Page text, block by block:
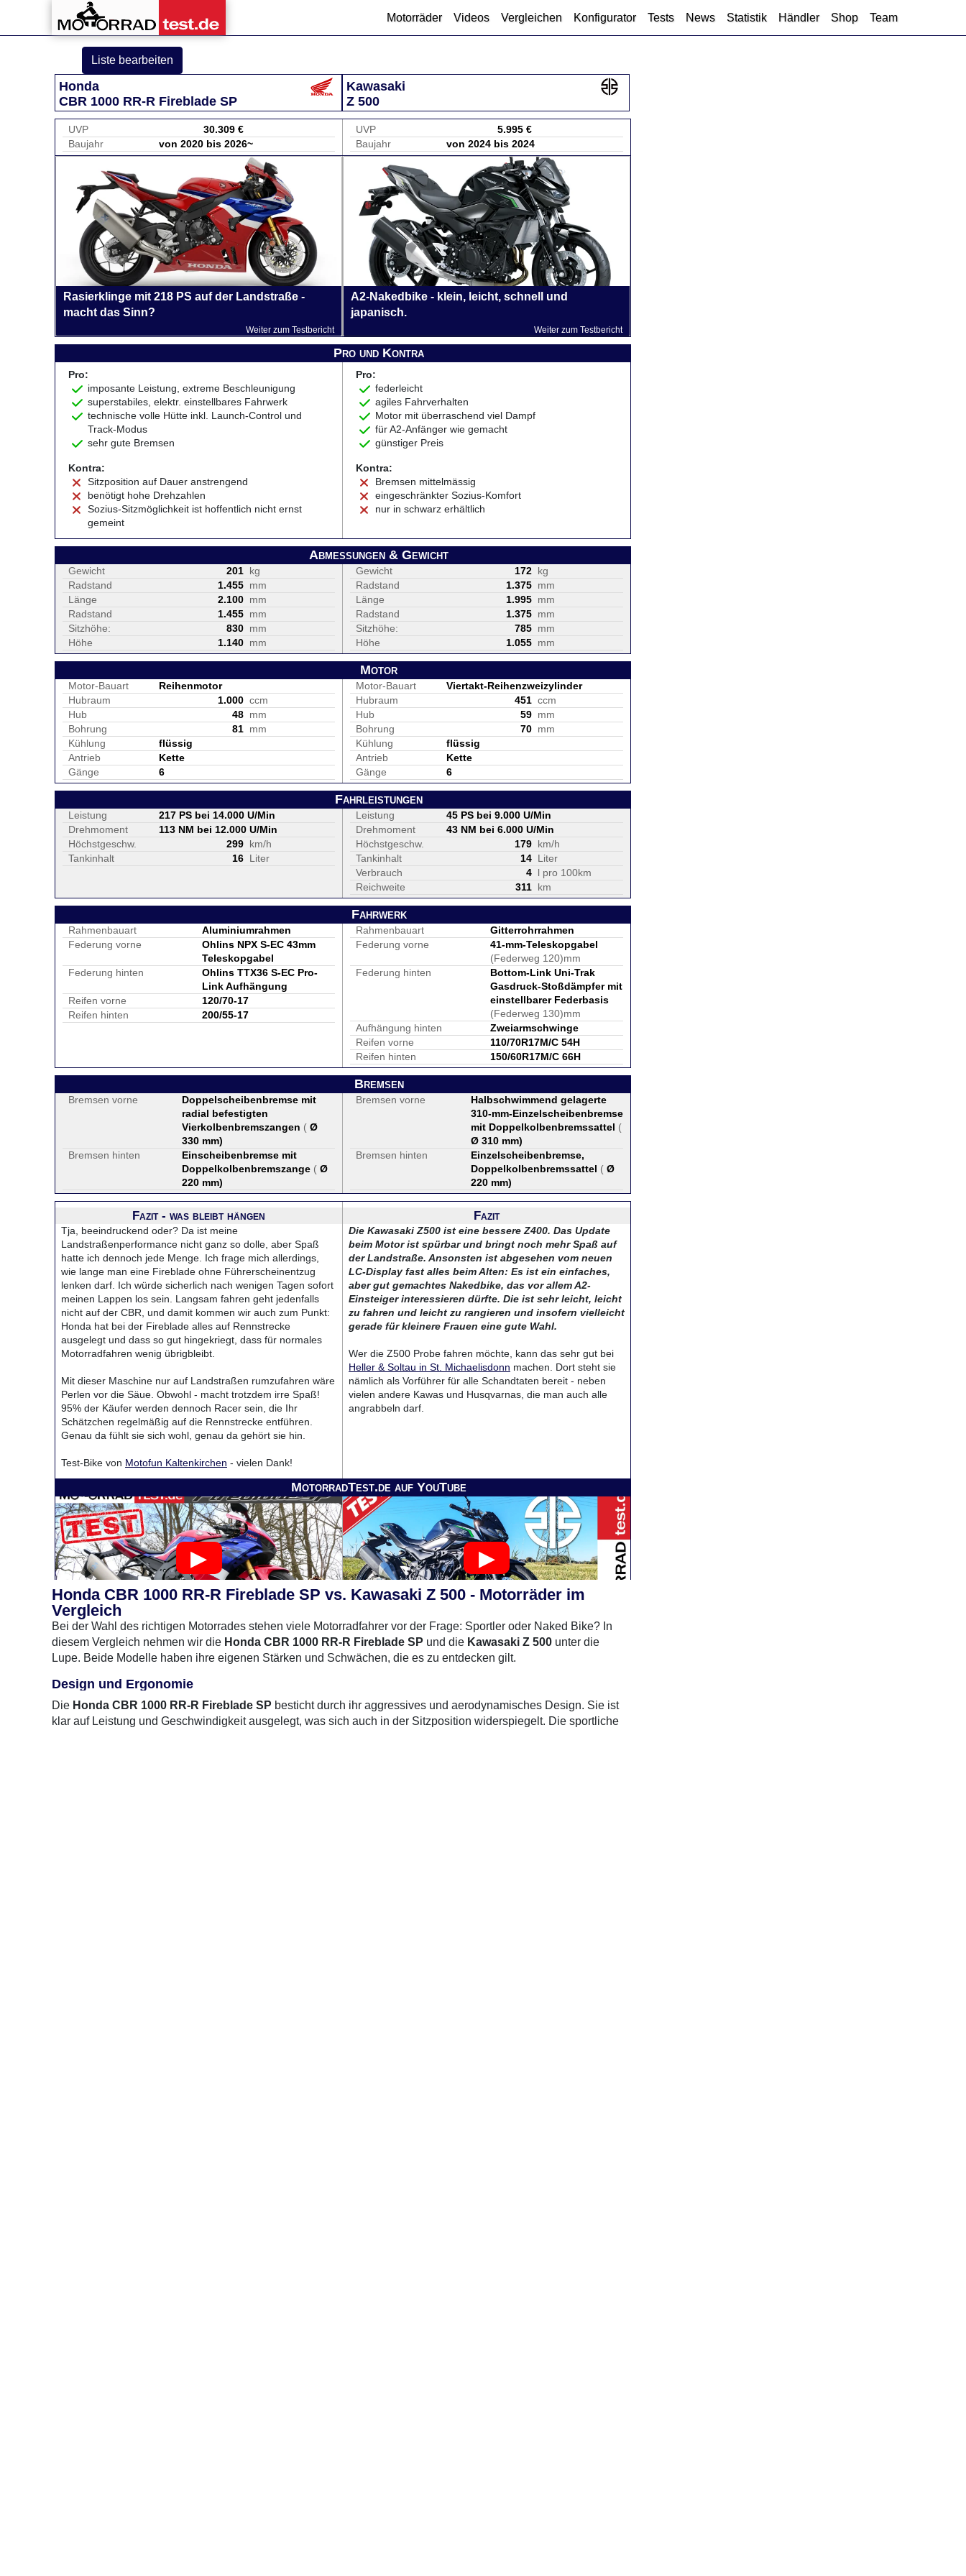
Motorräder Videos Vergleichen Konfigurator Tests News Statistik Händler Shop Team
Liste bearbeiten
Honda
CBR 1000 RR-R Fireblade SP
Kawasaki
Z 500
UVP
30.309 €
Baujahr
von 2020 bis 2026~
UVP
5.995 €
Baujahr
von 2024 bis 2024
Rasierklinge mit 218 PS auf der Landstraße -
macht das Sinn?
Weiter zum Testbericht
A2-Nakedbike - klein, leicht, schnell und
japanisch.
Weiter zum Testbericht
Pro und Kontra
Pro:
imposante Leistung, extreme Beschleunigung
superstabiles, elektr. einstellbares Fahrwerk
technische volle Hütte inkl. Launch-Control und
Track-Modus
sehr gute Bremsen
Kontra:
Sitzposition auf Dauer anstrengend
benötigt hohe Drehzahlen
Sozius-Sitzmöglichkeit ist hoffentlich nicht ernst
gemeint
Pro:
federleicht
agiles Fahrverhalten
Motor mit überraschend viel Dampf
für A2-Anfänger wie gemacht
günstiger Preis
Kontra:
Bremsen mittelmässig
eingeschränkter Sozius-Komfort
nur in schwarz erhältlich
Abmessungen & Gewicht
Gewicht 201 kg
Radstand
1.455 mm
Länge
2.100 mm
Radstand
1.455 mm
Sitzhöhe:
830 mm
Höhe
1.140 mm
Gewicht 172 kg
Radstand
1.375 mm
Länge
1.995 mm
Radstand
1.375 mm
Sitzhöhe:
785 mm
Höhe
1.055 mm
Motor
Motor-Bauart
Reihenmotor
Hubraum
1.000 ccm
Hub
48 mm
Bohrung
81 mm
Kühlung
flüssig
Antrieb
Kette
Gänge
6
Motor-Bauart
Viertakt-Reihenzweizylinder
Hubraum
451 ccm
Hub
59 mm
Bohrung
70 mm
Kühlung
flüssig
Antrieb
Kette
Gänge
6
Fahrleistungen
Leistung
217 PS bei 14.000 U/Min
Drehmoment
113 NM bei 12.000 U/Min
Höchstgeschw.
299 km/h
Tankinhalt
16 Liter
Leistung
45 PS bei 9.000 U/Min
Drehmoment
43 NM bei 6.000 U/Min
Höchstgeschw.
179 km/h
Tankinhalt
14 Liter
Verbrauch
4 l pro 100km
Reichweite
311 km
Fahrwerk
Rahmenbauart
Aluminiumrahmen
Federung vorne
Ohlins NPX S-EC 43mm
Teleskopgabel
Federung hinten
Ohlins TTX36 S-EC Pro-
Link Aufhängung
Reifen vorne
120/70-17
Reifen hinten
200/55-17
Rahmenbauart
Gitterrohrrahmen
Federung vorne
41-mm-Teleskopgabel
(Federweg 120)mm
Federung hinten
Bottom-Link Uni-Trak
Gasdruck-Stoßdämpfer mit
einstellbarer Federbasis
(Federweg 130)mm
Aufhängung hinten
Zweiarmschwinge
Reifen vorne
110/70R17M/C 54H
Reifen hinten
150/60R17M/C 66H
Bremsen
Bremsen vorne
Doppelscheibenbremse mit
radial befestigten
Vierkolbenbremszangen ( Ø
330 mm)
Bremsen hinten
Einscheibenbremse mit
Doppelkolbenbremszange ( Ø
220 mm)
Bremsen vorne
Halbschwimmend gelagerte
310-mm-Einzelscheibenbremse
mit Doppelkolbenbremssattel (
Ø 310 mm)
Bremsen hinten
Einzelscheibenbremse,
Doppelkolbenbremssattel ( Ø
220 mm)
Fazit - was bleibt hängen
Tja, beeindruckend oder? Da ist meine
Landstraßenperformance nicht ganz so dolle, aber Spaß
hatte ich dennoch jede Menge. Ich frage mich allerdings,
wie lange man eine Fireblade ohne Führerscheinentzug
lenken darf. Ich würde sicherlich nach wenigen Tagen sofort
meinen Lappen los sein. Langsam fahren geht jedenfalls
nicht auf der CBR, und damit kommen wir auch zum Punkt:
Honda hat bei der Fireblade alles auf Rennstrecke
ausgelegt und dass so gut hingekriegt, dass für normales
Motorradfahren wenig übrigbleibt.
Mit dieser Maschine nur auf Landstraßen rumzufahren wäre
Perlen vor die Säue. Obwohl - macht trotzdem irre Spaß!
95% der Käufer werden dennoch Racer sein, die Ihr
Schätzchen regelmäßig auf die Rennstrecke entführen.
Genau da fühlt sie sich wohl, genau da gehört sie hin.
Test-Bike von Motofun Kaltenkirchen - vielen Dank!
Fazit
Die Kawasaki Z500 ist eine bessere Z400. Das Update
beim Motor ist spürbar und bringt noch mehr Spaß auf
der Landstraße. Ansonsten ist abgesehen vom neuen
LC-Display fast alles beim Alten: Es ist ein einfaches,
aber gut gemachtes Nakedbike, das vor allem A2-
Einsteiger interessieren dürfte. Die ist sehr leicht, leicht
zu fahren und leicht zu rangieren und insofern vielleicht
gerade für kleinere Frauen eine gute Wahl.
Wer die Z500 Probe fahren möchte, kann das sehr gut bei
Heller & Soltau in St. Michaelisdonn machen. Dort steht sie
nämlich als Vorführer für alle Schandtaten bereit - neben
vielen andere Kawas und Husqvarnas, die man auch alle
angrabbeln darf.
MotorradTest.de auf YouTube
Honda CBR 1000 RR-R Fireblade SP vs. Kawasaki Z 500 - Motorräder im
Vergleich
Bei der Wahl des richtigen Motorrades stehen viele Motorradfahrer vor der Frage: Sportler oder Naked Bike? In
diesem Vergleich nehmen wir die Honda CBR 1000 RR-R Fireblade SP und die Kawasaki Z 500 unter die
Lupe. Beide Modelle haben ihre eigenen Stärken und Schwächen, die es zu entdecken gilt.
Design und Ergonomie
Die Honda CBR 1000 RR-R Fireblade SP besticht durch ihr aggressives und aerodynamisches Design. Sie ist
klar auf Leistung und Geschwindigkeit ausgelegt, was sich auch in der Sitzposition widerspiegelt. Die sportliche